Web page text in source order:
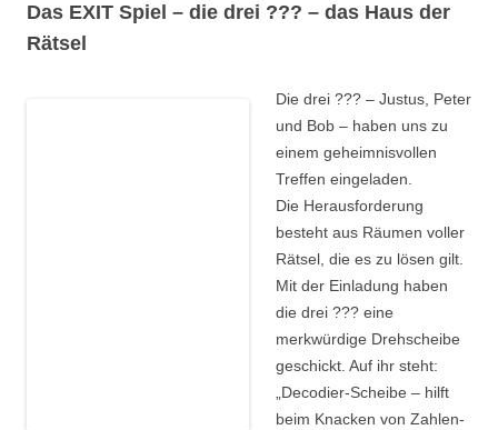
Das EXIT Spiel – die drei ??? – das Haus der
Rätsel
Die drei ??? – Justus, Peter
und Bob – haben uns zu
einem geheimnisvollen
Treffen eingeladen.
Die Herausforderung
besteht aus Räumen voller
Rätsel, die es zu lösen gilt.
Mit der Einladung haben
die drei ??? eine
merkwürdige Drehscheibe
geschickt. Auf ihr steht:
„Decodier-Scheibe – hilft
beim Knacken von Zahlen-